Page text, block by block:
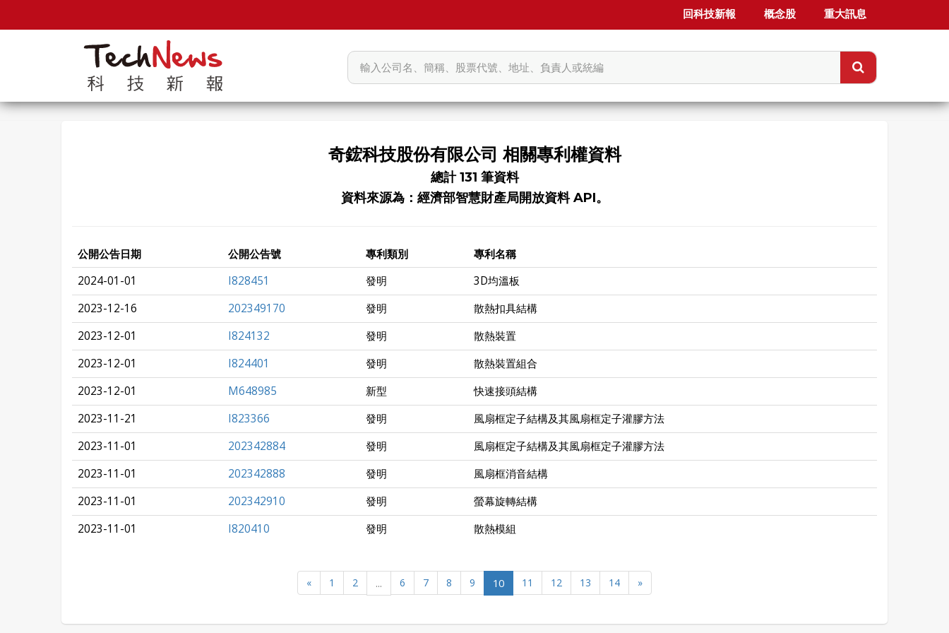
回科技新報 概念股 重大訊息
奇鋐科技股份有限公司 相關專利權資料
總計 131 筆資料
資料來源為：經濟部智慧財產局開放資料 API。
公開公告日期 公開公告號 專利類別 專利名稱
2024-01-01 I828451 發明
3D均溫板
2023-12-16
202349170 發明
散熱扣具結構
2023-12-01
I824132 發明
散熱裝置
2023-12-01
I824401 發明
散熱裝置組合
2023-12-01
M648985 新型
快速接頭結構
2023-11-21
I823366 發明
風扇框定子結構及其風扇框定子灌膠方法
2023-11-01
202342884 發明
風扇框定子結構及其風扇框定子灌膠方法
2023-11-01
202342888 發明
風扇框消音結構
2023-11-01
202342910 發明
螢幕旋轉結構
2023-11-01
I820410 發明 散熱模組
« 1 2 ... 6 7 8 9 10 11 12 13 14 »